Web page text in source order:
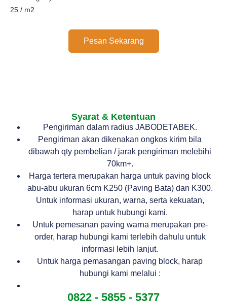
25 / m2
Pesan Sekarang
Syarat & Ketentuan
Pengiriman dalam radius JABODETABEK.
Pengiriman akan dikenakan ongkos kirim bila
dibawah qty pembelian / jarak pengiriman melebihi
70km+.
Harga tertera merupakan harga untuk paving block
abu-abu ukuran 6cm K250 (Paving Bata) dan K300.
Untuk informasi ukuran, warna, serta kekuatan,
harap untuk hubungi kami.
Untuk pemesanan paving warna merupakan pre-
order, harap hubungi kami terlebih dahulu untuk
informasi lebih lanjut.
Untuk harga pemasangan paving block, harap
hubungi kami melalui :
0822 - 5855 - 5377